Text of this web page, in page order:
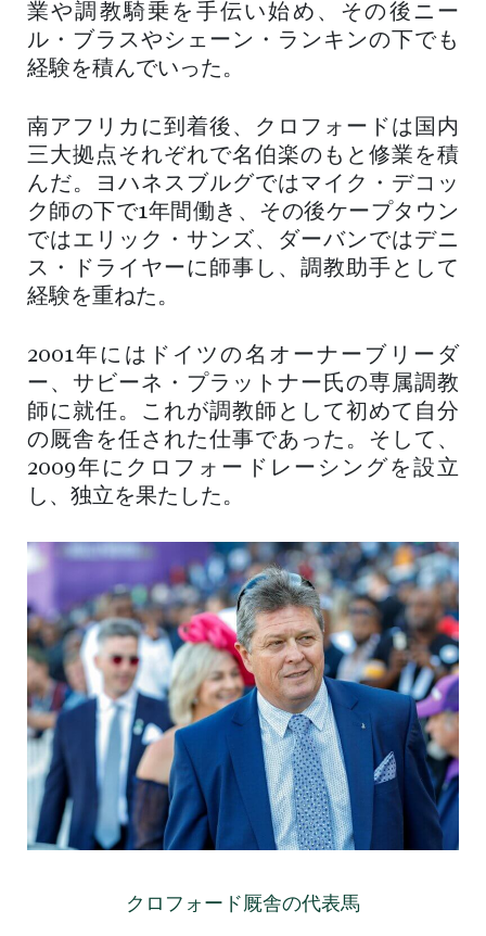
業や調教騎乗を手伝い始め、その後ニー
ル・ブラスやシェーン・ランキンの下でも
経験を積んでいった。
南アフリカに到着後、クロフォードは国内
三大拠点それぞれで名伯楽のもと修業を積
んだ。ヨハネスブルグではマイク・デコッ
ク師の下で1年間働き、その後ケープタウン
ではエリック・サンズ、ダーバンではデニ
ス・ドライヤーに師事し、調教助手として
経験を重ねた。
2001年にはドイツの名オーナーブリーダ
ー、サビーネ・プラットナー氏の専属調教
師に就任。これが調教師として初めて自分
の厩舎を任された仕事であった。そして、
2009年にクロフォードレーシングを設立
し、独立を果たした。
クロフォード厩舎の代表馬